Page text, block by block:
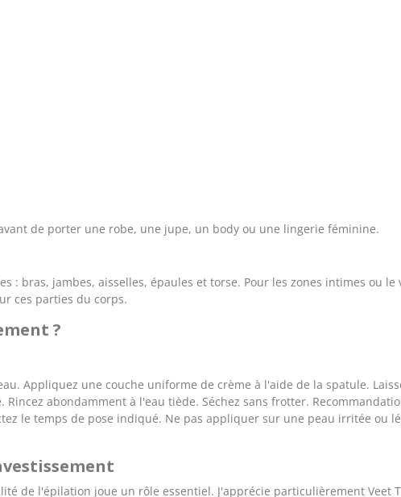
de porter une robe, une jupe, un body ou une lingerie féminine.
: bras, jambes, aisselles, épaules et torse. Pour les zones intimes ou le
ces parties du corps.
?
Appliquez une couche uniforme de crème à l'aide de la spatule.
abondamment à l'eau tiède. Séchez sans frotter.
le temps de pose indiqué. Ne pas appliquer sur une peau irritée ou
de l'épilation joue un rôle essentiel. J'apprécie particulièrement Veet